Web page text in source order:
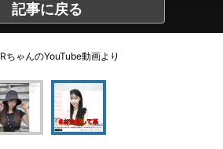
記事に戻る
RちゃんのYouTube動画より